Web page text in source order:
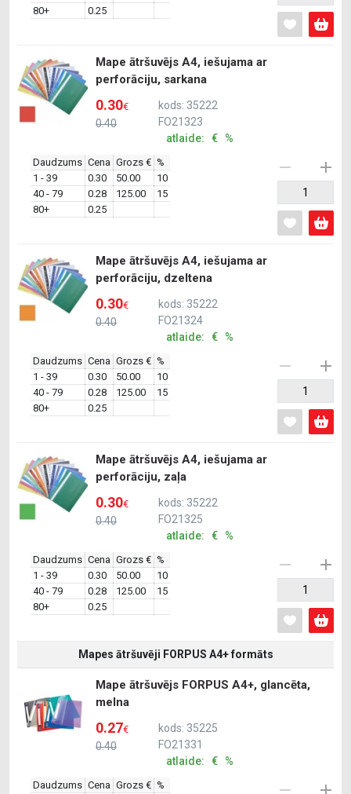
80+
0.25
Mape ātršuvējs A4, iešujama ar
perforāciju, sarkana
0.40
0.30€
kods: 35222
FO21323
atlaide: € %
Daudzums Cena Grozs € %
1 - 39
0.30 50.00
10
40 - 79
0.28 125.00
15
80+
0.25
Mape ātršuvējs A4, iešujama ar
perforāciju, dzeltena
0.40
0.30€
kods: 35222
FO21324
atlaide: € %
Daudzums Cena Grozs € %
1 - 39
0.30 50.00
10
40 - 79
0.28 125.00
15
80+
0.25
Mape ātršuvējs A4, iešujama ar
perforāciju, zaļa
0.40
0.30€
kods: 35222
FO21325
atlaide: € %
Daudzums Cena Grozs € %
1 - 39
0.30 50.00
10
40 - 79
0.28 125.00
15
80+
0.25
Mapes ātršuvēji FORPUS A4+ formāts
Mape ātršuvējs FORPUS A4+, glancēta,
melna
0.40
0.27€
kods: 35225
FO21331
atlaide: € %
Daudzums Cena Grozs € %